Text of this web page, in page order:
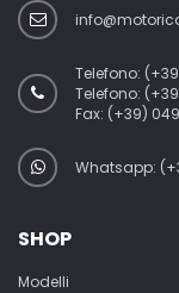
Telefono:
Telefono:
Fax: (+39)
Whatsapp:
SHOP
Modelli